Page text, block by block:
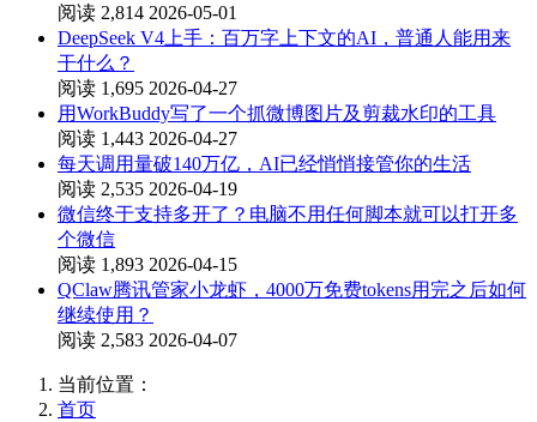
阅读 2,814 2026-05-01
DeepSeek V4上手：百万字上下文的AI，普通人能用来
干什么？
阅读 1,695 2026-04-27
用WorkBuddy写了一个抓微博图片及剪裁水印的工具
阅读 1,443 2026-04-27
每天调用量破140万亿，AI已经悄悄接管你的生活
阅读 2,535 2026-04-19
微信终于支持多开了？电脑不用任何脚本就可以打开多
个微信
阅读 1,893 2026-04-15
QClaw腾讯管家小龙虾，4000万免费tokens用完之后如何
继续使用？
阅读 2,583 2026-04-07
当前位置：
首页